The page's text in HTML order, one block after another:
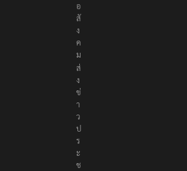
อ
สั
ง
ค
ม
ส่
ง
ข่
า
ว
ป
ร
ะ
ช